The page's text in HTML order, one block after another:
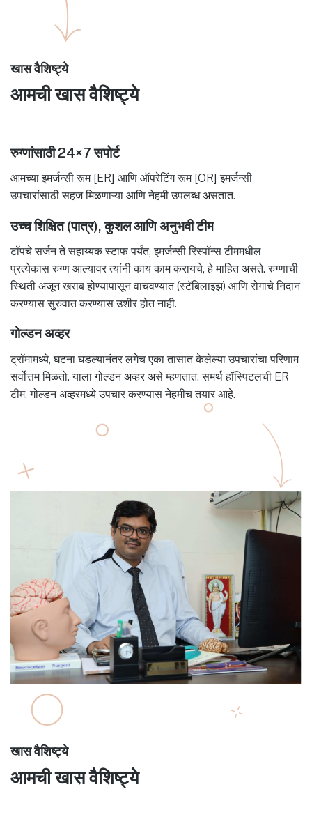
खास वैशिष्ट्ये
आमची खास वैशिष्ट्ये
रुग्णांसाठी 24×7 सपोर्ट
आमच्या इमर्जन्सी रूम [ER] आणि ऑपरेटिंग रूम [OR] इमर्जन्सी
उपचारांसाठी सहज मिळणाऱ्या आणि नेहमी उपलब्ध असतात.
उच्च शिक्षित (पात्र), कुशल आणि अनुभवी टीम
टॉपचे सर्जन ते सहाय्यक स्टाफ पर्यंत, इमर्जन्सी रिस्पॉन्स टीममधील
प्रत्येकास रुग्ण आल्यावर त्यांनी काय काम करायचे, हे माहित असते. रुग्णाची
स्थिती अजून खराब होण्यापासून वाचवण्यात (स्टॅबिलाइझ) आणि रोगाचे निदान
करण्यास सुरुवात करण्यास उशीर होत नाही.
गोल्डन अव्हर
ट्रॉमामध्ये, घटना घडल्यानंतर लगेच एका तासात केलेल्या उपचारांचा परिणाम
सर्वोत्तम मिळतो. याला गोल्डन अव्हर असे म्हणतात. समर्थ हॉस्पिटलची ER
टीम, गोल्डन अव्हरमध्ये उपचार करण्यास नेहमीच तयार आहे.
खास वैशिष्ट्ये
आमची खास वैशिष्ट्ये